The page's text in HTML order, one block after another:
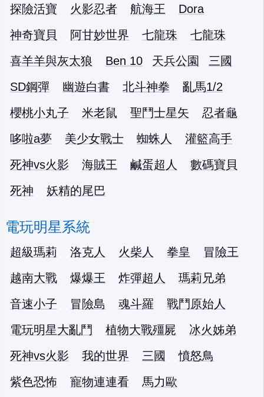
探險活寶 火影忍者 航海王
Dora
神奇寶貝
阿甘妙世界 七龍珠
七龍珠
喜羊羊與灰太狼
Ben 10 天兵公園
三國
SD鋼彈
幽遊白書 北斗神拳
亂馬1/2
櫻桃小丸子
米老鼠 聖鬥士星矢
忍者龜
哆啦a夢
美少女戰士 蜘蛛人
灌籃高手
死神vs火影
海賊王 鹹蛋超人
數碼寶貝
死神
妖精的尾巴
電玩明星系統
超級瑪莉 洛克人 火柴人 拳皇
冒險王
越南大戰
爆爆王 炸彈超人
瑪莉兄弟
音速小子
冒險島 魂斗羅
戰鬥原始人
電玩明星大亂鬥
植物大戰殭屍
冰火姊弟
死神vs火影
我的世界 三國
憤怒鳥
紫色恐怖
寵物連連看 馬力歐